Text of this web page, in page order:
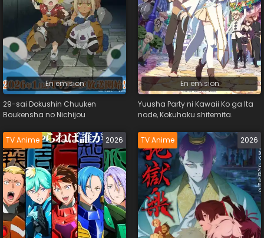
En emision
29-sai Dokushin Chuuken
Boukensha no Nichijou
En emision
Yuusha Party ni Kawaii Ko ga Ita
node, Kokuhaku shitemita.
TV Anime 2026 TV Anime 2026